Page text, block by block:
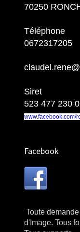
70250
Téléphone
0672317205
Siret
523 477 230
www.facebook.com/
Facebook
Toute demande
d'Image. Tous